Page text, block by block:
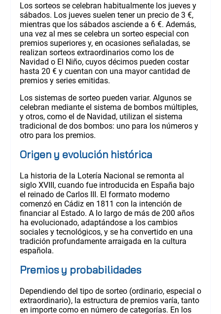
Los sorteos se celebran habitualmente los jueves y
sábados. Los jueves suelen tener un precio de 3 €,
mientras que los sábados asciende a 6 €. Además,
una vez al mes se celebra un sorteo especial con
premios superiores y, en ocasiones señaladas, se
realizan sorteos extraordinarios como los de
Navidad o El Niño, cuyos décimos pueden costar
hasta 20 € y cuentan con una mayor cantidad de
premios y series emitidas.
Los sistemas de sorteo pueden variar. Algunos se
celebran mediante el sistema de bombos múltiples,
y otros, como el de Navidad, utilizan el sistema
tradicional de dos bombos: uno para los números y
otro para los premios.
Origen y evolución histórica
La historia de la Lotería Nacional se remonta al
siglo XVIII, cuando fue introducida en España bajo
el reinado de Carlos III. El formato moderno
comenzó en Cádiz en 1811 con la intención de
financiar al Estado. A lo largo de más de 200 años
ha evolucionado, adaptándose a los cambios
sociales y tecnológicos, y se ha convertido en una
tradición profundamente arraigada en la cultura
española.
Premios y probabilidades
Dependiendo del tipo de sorteo (ordinario, especial o
extraordinario), la estructura de premios varía, tanto
en importe como en número de categorías. En los